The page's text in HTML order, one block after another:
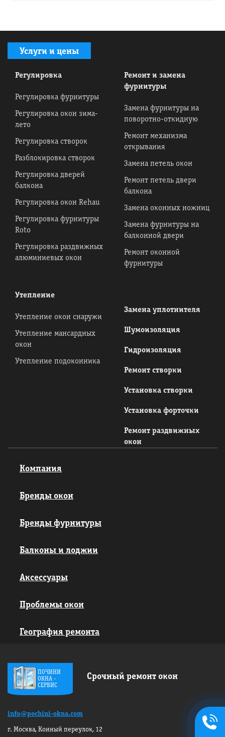
Регулировка
Регулировка фурнитуры
Регулировка окон зима-
лето
Регулировка створок
Разблокировка створок
Регулировка дверей
балкона
Регулировка окон Rehau
Регулировка фурнитуры
Roto
Регулировка раздвижных
алюминиевых окон
Утепление
Утепление окон снаружи
Утепление мансардных
окон
Утепление подоконника
Ремонт и замена
фурнитуры
Замена фурнитуры на
поворотно-откидную
Ремонт механизма
открывания
Замена петель окон
Ремонт петель двери
балкона
Замена оконных ножниц
Замена фурнитуры на
балконной двери
Ремонт оконной
фурнитуры
Замена уплотнителя
Шумоизоляция
Гидроизоляция
Ремонт створки
Установка створки
Установка форточки
Ремонт раздвижных
окон
Услуги и цены
Компания
Бренды окон
Бренды фурнитуры
Балконы и лоджии
Аксессуары
Проблемы окон
География ремонта
ПОЧИНИ
ОКНА -
СЕРВИС
Срочный ремонт окон
info@pochini-okna.com
г. Москва, Конный переулок, 12
+7495
134-42-